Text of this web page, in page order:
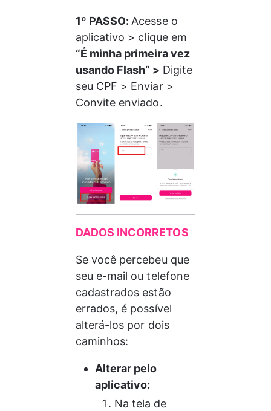
1º PASSO: Acesse o
aplicativo > clique em
“É minha primeira vez
usando Flash” > Digite
seu CPF > Enviar >
Convite enviado.
DADOS INCORRETOS
Se você percebeu que
seu e-mail ou telefone
cadastrados estão
errados, é possível
alterá-los por dois
caminhos:
Alterar pelo
aplicativo:
Na tela de